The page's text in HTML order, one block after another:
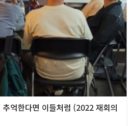
억한다면 이들처럼 (2022 재회의